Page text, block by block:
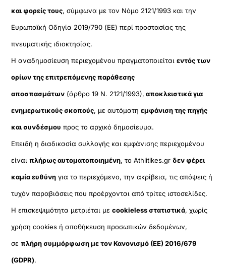
και φορείς τους, σύμφωνα με τον Νόμο 2121/1993 και την
Ευρωπαϊκή Οδηγία 2019/790 (ΕΕ) περί προστασίας της
πνευματικής ιδιοκτησίας.
Η αναδημοσίευση περιεχομένου πραγματοποιείταιεντός των
ορίων της επιτρεπόμενης παράθεσης
αποσπασμάτων (άρθρο 19 Ν. 2121/1993), αποκλειστικά για
ενημερωτικούς σκοπούς, με αυτόματηεμφάνιση της πηγής
και συνδέσμου προς το αρχικό δημοσίευμα.
Επειδή η διαδικασία συλλογής και εμφάνισης περιεχομένου
είναιπλήρως αυτοματοποιημένη, το Athlitikes.gr δεν φέρει
καμία ευθύνη για το περιεχόμενο, την ακρίβεια, τις απόψεις ή
τυχόν παραβιάσεις που προέρχονται από τρίτες ιστοσελίδες.
Η επισκεψιμότητα μετριέται μεcookieless στατιστικά, χωρίς
χρήση cookies ή αποθήκευση προσωπικών δεδομένων,
σεπλήρη συμμόρφωση με τον Κανονισμό (ΕΕ) 2016/679
(GDPR).